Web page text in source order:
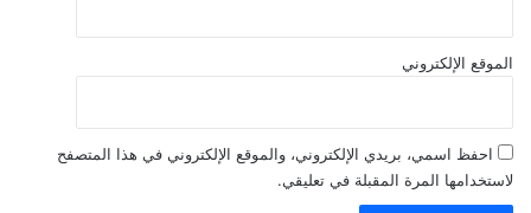
الموقع الإلكتروني
احفظ اسمي، بريدي الإلكتروني، والموقع الإلكتروني في هذا المتصفح
لاستخدامها المرة المقبلة في تعليقي.